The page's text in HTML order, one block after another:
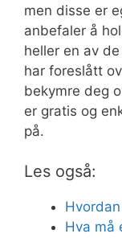
men disse er
anbefaler å
heller en av
har foreslått
bekymre deg
er gratis og
på.
Les også:
Hva må